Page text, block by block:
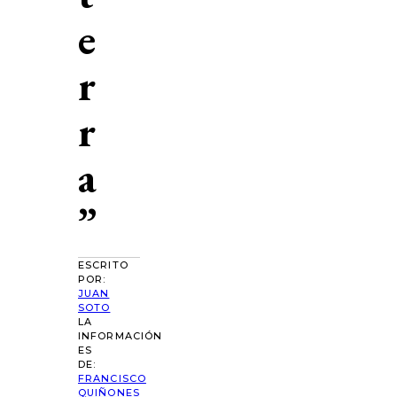
e
r
r
a
”
ESCRITO
POR:
JUAN
SOTO
LA
INFORMACIÓN
ES
DE:
FRANCISCO
QUIÑONES